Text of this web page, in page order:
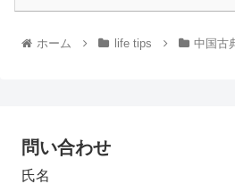
ホーム life tips 中国古
問い合わせ
氏名